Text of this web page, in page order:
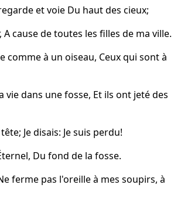
et voie Du haut des cieux;
cause de toutes les filles de ma ville.
comme à un oiseau, Ceux qui sont à
dans une fosse, Et ils ont jeté des
Je disais: Je suis perdu!
Du fond de la fosse.
ferme pas l'oreille à mes soupirs, à